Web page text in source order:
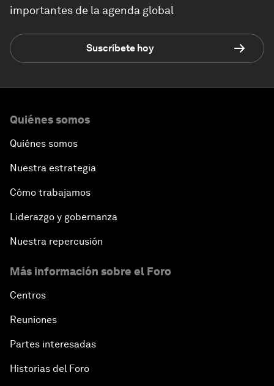
importantes de la agenda global
Suscríbete hoy
Quiénes somos
Quiénes somos
Nuestra estrategia
Cómo trabajamos
Liderazgo y gobernanza
Nuestra repercusión
Más información sobre el Foro
Centros
Reuniones
Partes interesadas
Historias del Foro